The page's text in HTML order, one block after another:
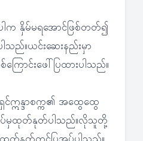
ပါက နှိမ်မရအောင်ဖြစ်တတ်၍
ည်။ယင်းဆေးနည်းမှာ
ြောင်းဖေါ်ပြထားပါသည်။
င်ဣန္ဒာစက္က၏ အထွေထွေ
အုပ်မှထုတ်နုတ်ပါသည်။လိုသူတို့